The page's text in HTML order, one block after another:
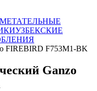
МЕТАТЕЛЬНЫЕ
УЗБЕКСКИЕ
FIREBIRD F753M1-BK
Ganzo